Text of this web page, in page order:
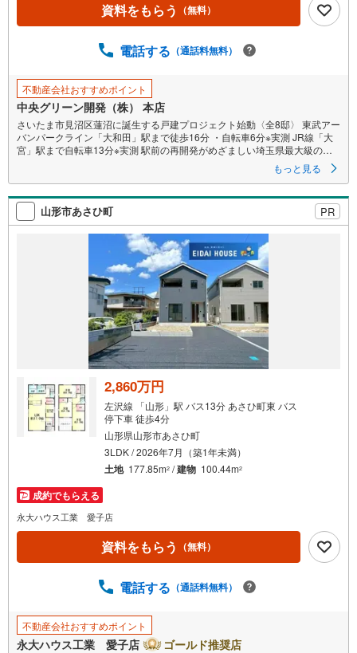
資料をもらう （無料）
電話する （通話料無料）
不動産会社おすすめポイント
中央グリーン開発（株） 本店
さいたま市見沼区蓮沼に誕生する戸建プロジェクト始動〈全8邸〉 東武アー
バンパークライン「大和田」駅まで徒歩16分 ・自転車6分※実測 JR線「大
宮」駅まで自転車13分※実測 駅前の再開発がめざましい埼玉県最大級のタ
「大宮」駅まで直通6分 ・「池袋」駅まで38分 ・「東京」駅まで40分 全邸
敷地面積120平米以上のゆとりある敷地 ×カースペース2台対応 ポラスのオ
リジナル構造計算ソフト「ウッド・イノベーターNEXT」を活用した安心の
「耐震等級3」取得 長期点検ときめ細やかにご入居後もサポートする「ロン
グサポート60」 ガスの温風で乾燥＆家事を時短するガス衣類乾燥機「乾太
緑の彩りに寄り添い、穏やかな住環境が広がる大和田エリア 「大和田小学
校」徒歩11分（810m） 「大谷中学校」徒歩13分（1,030m） ・「はすぬま
保育園」徒歩7分（500m）
もっと見る
山形市あさひ町 PR
2,860万円
左沢線 「山形」駅 バス13分 あさひ町東 バス
停下車 徒歩4分
山形県山形市あさひ町
3LDK / 2026年7月（築1年未満）
土地 177.85m2 /建物 100.44m2
成約でもらえる
永大ハウス工業 愛子店
資料をもらう （無料）
電話する （通話料無料）
不動産会社おすすめポイント
永大ハウス工業 愛子店 ゴールド推奨店